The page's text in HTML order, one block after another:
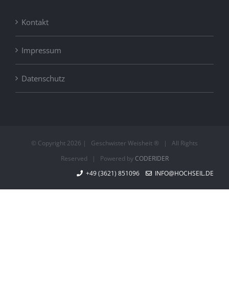
Kontakt
Impressum
Datenschutz
© Copyright 2026 | Geschwister Weisheit ® | All Rights
Reserved | Powered by CODERIDER
+49 (3621) 851096
INFO@HOCHSEIL.DE